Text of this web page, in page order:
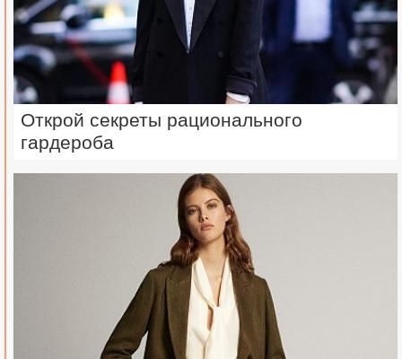
Открой секреты рационального
гардероба